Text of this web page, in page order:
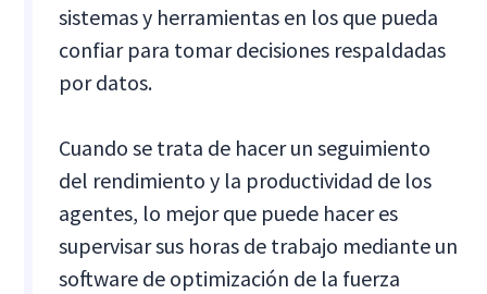
sistemas y herramientas en los que pueda
confiar para tomar decisiones respaldadas
por datos.
Cuando se trata de hacer un seguimiento
del rendimiento y la productividad de los
agentes, lo mejor que puede hacer es
supervisar sus horas de trabajo mediante un
software de optimización de la fuerza